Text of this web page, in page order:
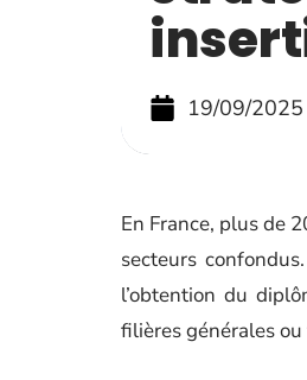
19/09/2025
En France, plus de
secteurs
l’obtention du
filières générales